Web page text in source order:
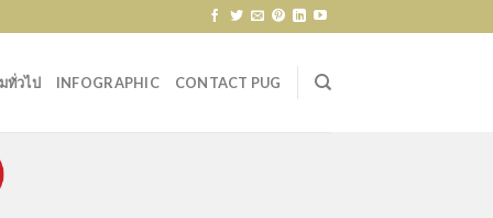
ทั่วไป INFOGRAPHIC CONTACT PUG